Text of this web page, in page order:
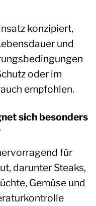
konzipiert,
und
oder im
empfohlen.
sich besonders
für
darunter Steaks,
Gemüse und